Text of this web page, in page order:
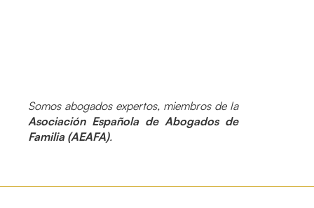
Somos abogados expertos, miembros de la
Asociación Española de Abogados de
Familia (AEAFA).